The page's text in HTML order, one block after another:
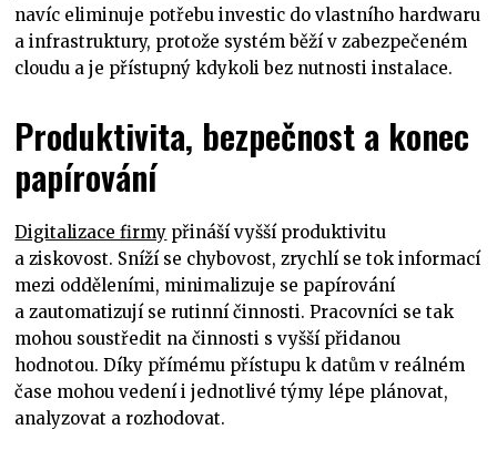
navíc eliminuje potřebu investic do vlastního hardwaru
a infrastruktury, protože systém běží v zabezpečeném
cloudu a je přístupný kdykoli bez nutnosti instalace.
Produktivita, bezpečnost a konec
papírování
Digitalizace firmy přináší vyšší produktivitu
a ziskovost. Sníží se chybovost, zrychlí se tok informací
mezi odděleními, minimalizuje se papírování
a zautomatizují se rutinní činnosti. Pracovníci se tak
mohou soustředit na činnosti s vyšší přidanou
hodnotou. Díky přímému přístupu k datům v reálném
čase mohou vedení i jednotlivé týmy lépe plánovat,
analyzovat a rozhodovat.